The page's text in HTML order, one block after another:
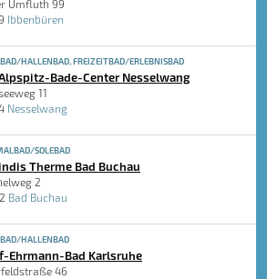
Umfluth 99
Ibbenbüren
HALLENBAD, FREIZEITBAD/ERLEBNISBAD
Bade-Center Nesselwang
11
Nesselwang
SOLEBAD
Therme Bad Buchau
2
Bad Buchau
HALLENBAD
Ehrmann-Bad Karlsruhe
46